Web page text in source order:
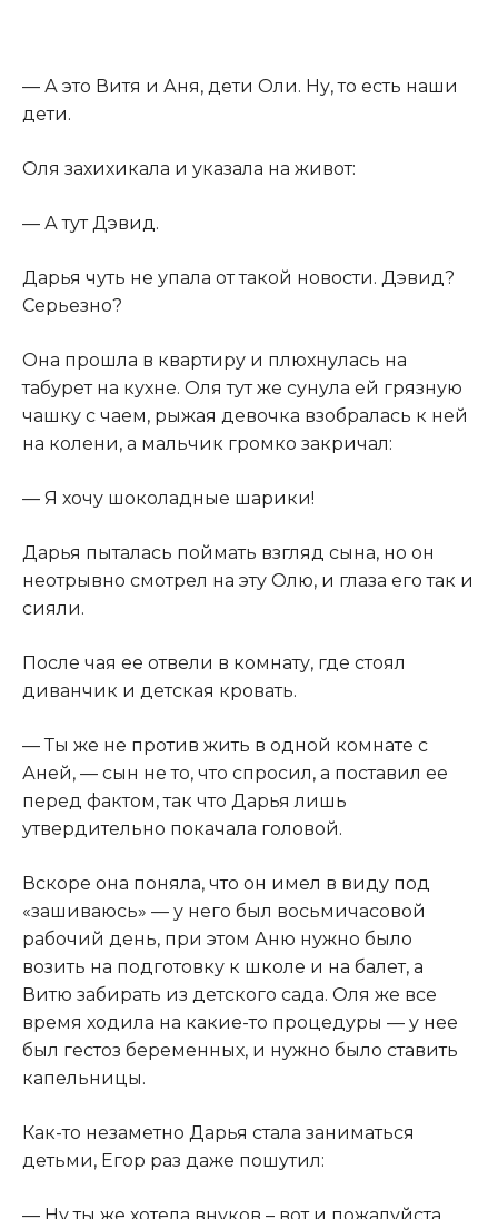
​— А это Витя и Аня, дети Оли. Ну, то есть наши
дети.​
​Оля захихикала и указала на живот:​
​— А тут Дэвид.​
​Дарья чуть не упала от такой новости. Дэвид?
Серьезно?​
​Она прошла в квартиру и плюхнулась на
табурет на кухне. Оля тут же сунула ей грязную
чашку с чаем, рыжая девочка взобралась к ней
на колени, а мальчик громко закричал:​
​— Я хочу шоколадные шарики!​
​Дарья пыталась поймать взгляд сына, но он
неотрывно смотрел на эту Олю, и глаза его так и
сияли.​
​После чая ее отвели в комнату, где стоял
диванчик и детская кровать.​
​— Ты же не против жить в одной комнате с
Аней, — сын не то, что спросил, а поставил ее
перед фактом, так что Дарья лишь
утвердительно покачала головой.​
​Вскоре она поняла, что он имел в виду под
«зашиваюсь» — у него был восьмичасовой
рабочий день, при этом Аню нужно было
возить на подготовку к школе и на балет, а
Витю забирать из детского сада. Оля же все
время ходила на какие-то процедуры — у нее
был гестоз беременных, и нужно было ставить
капельницы.​
​Как-то незаметно Дарья стала заниматься
детьми, Егор раз даже пошутил:​